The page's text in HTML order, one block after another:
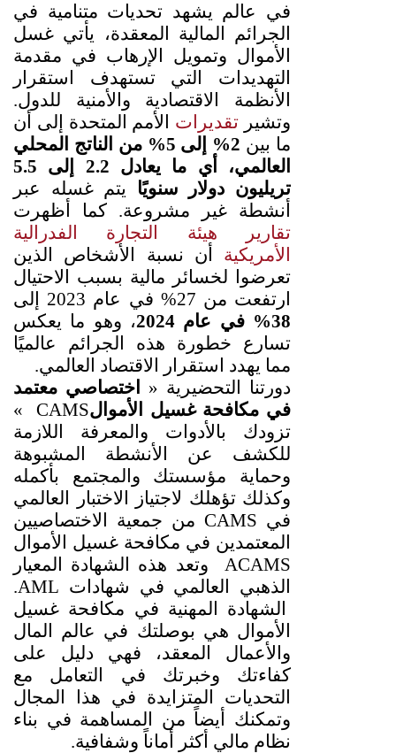
في عالم يشهد تحديات متنامية في
الجرائم المالية المعقدة، يأتي غسل
الأموال وتمويل الإرهاب في مقدمة
التهديدات التي تستهدف استقرار
الأنظمة الاقتصادية والأمنية للدول.
وتشير تقديرات الأمم المتحدة إلى أن
ما بين
2% إلى 5% من الناتج المحلي
العالمي، أي ما يعادل 2.2 إلى 5.5
تريليون دولار سنويًا يتم غسله عبر
أنشطة غير مشروعة. كما أظهرت
تقارير هيئة التجارة الفدرالية
الأمريكية أن نسبة الأشخاص الذين
تعرضوا لخسائر مالية بسبب الاحتيال
ارتفعت من 27% في عام 2023 إلى
38% في عام 2024
، وهو ما يعكس
تسارع خطورة هذه الجرائم عالميًا
مما يهدد استقرار الاقتصاد العالمي.
دورتنا التحضيرية «
اختصاصي معتمد
في مكافحة غسيل الأموالCAMS
»
تزودك بالأدوات والمعرفة اللازمة
للكشف عن الأنشطة المشبوهة
وحماية مؤسستك والمجتمع بأكمله
وكذلك تؤهلك لاجتياز الاختبار العالمي
في CAMS من جمعية الاختصاصيين
المعتمدين في مكافحة غسيل الأموال
ACAMS وتعد هذه الشهادة المعيار
الذهبي العالمي في شهادات AML
.
الشهادة المهنية في مكافحة غسيل
الأموال هي بوصلتك في عالم المال
والأعمال المعقد، فهي دليل على
كفاءتك وخبرتك في التعامل مع
التحديات المتزايدة في هذا المجال
وتمكنك أيضاً من المساهمة في بناء
نظام مالي أكثر أماناً وشفافية.